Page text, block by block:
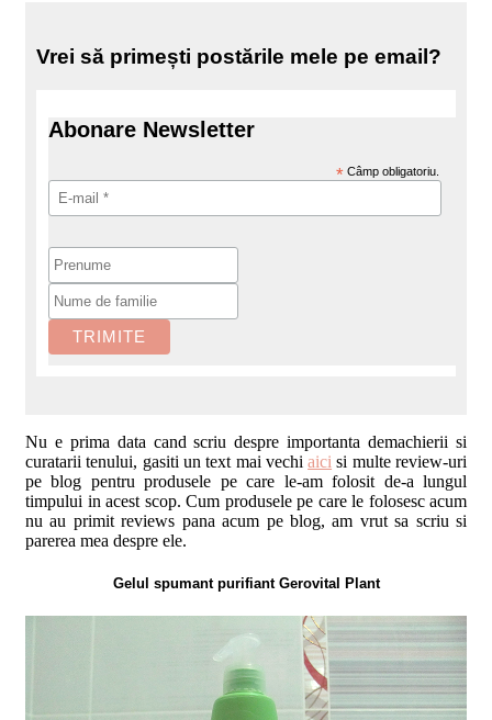
Vrei să primești postările mele pe email?
Abonare Newsletter
* Câmp obligatoriu.
Nu e prima data cand scriu despre importanta demachierii si
curatarii tenului, gasiti un text mai vechiaici si multe review-uri
pe blog pentru produsele pe care le-am folosit de-a lungul
timpului in acest scop. Cum produsele pe care le folosesc acum
nu au primit reviews pana acum pe blog, am vrut sa scriu si
parerea mea despre ele.
Gelul spumant purifiant Gerovital Plant